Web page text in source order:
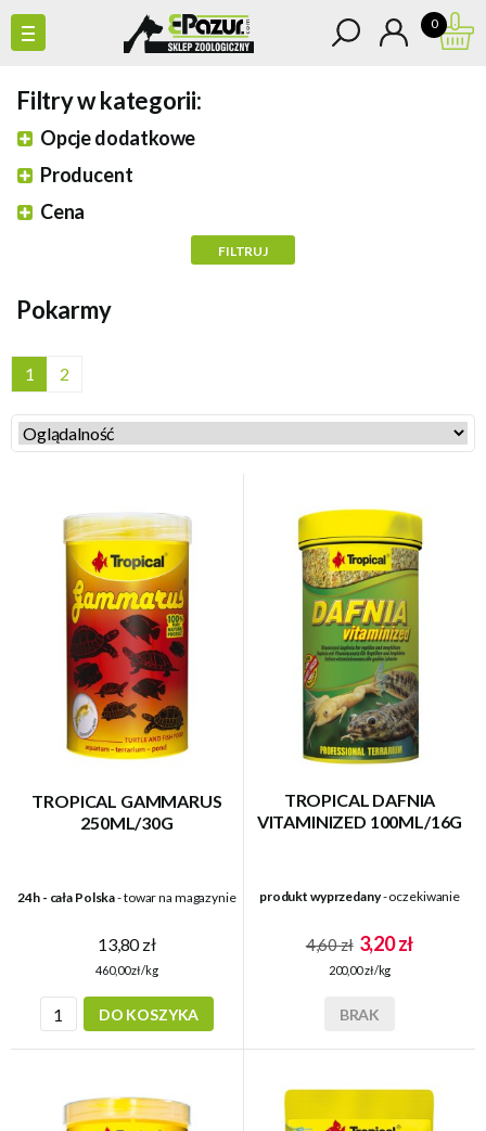
0
Filtry w kategorii:
Opcje dodatkowe
Producent
Cena
Pokarmy
1 2
TROPICAL GAMMARUS
250ML/30G
24h - cała Polska- towar na magazynie
13,80 zł
460,00 zł/kg
DO KOSZYKA
TROPICAL DAFNIA
VITAMINIZED 100ML/16G
produkt wyprzedany- oczekiwanie
4,60 zł 3,20 zł
200,00 zł/kg
BRAK